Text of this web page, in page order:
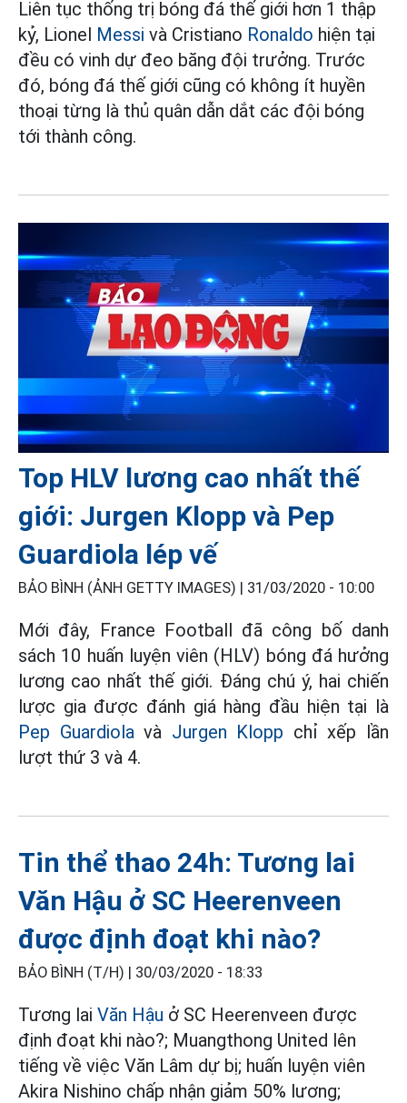
Liên tục thống trị bóng đá thế giới hơn 1 thập
kỷ, Lionel Messi và Cristiano Ronaldo hiện tại
đều có vinh dự đeo băng đội trưởng. Trước
đó, bóng đá thế giới cũng có không ít huyền
thoại từng là thủ quân dẫn dắt các đội bóng
tới thành công.
Top HLV lương cao nhất thế
giới: Jurgen Klopp và Pep
Guardiola lép vế
BẢO BÌNH (ẢNH GETTY IMAGES) | 31/03/2020 - 10:00
Mới đây, France Football đã công bố danh
sách 10 huấn luyện viên (HLV) bóng đá hưởng
lương cao nhất thế giới. Đáng chú ý, hai chiến
lược gia được đánh giá hàng đầu hiện tại là
Pep Guardiolavà Jurgen Klopp chỉ xếp lần
lượt thứ 3 và 4.
Tin thể thao 24h: Tương lai
Văn Hậu ở SC Heerenveen
được định đoạt khi nào?
BẢO BÌNH (T/H) | 30/03/2020 - 18:33
Tương lai Văn Hậu ở SC Heerenveen được
định đoạt khi nào?; Muangthong United lên
tiếng về việc Văn Lâm dự bị; huấn luyện viên
Akira Nishino chấp nhận giảm 50% lương;